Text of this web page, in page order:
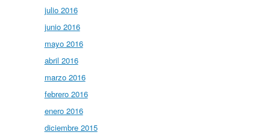
julio 2016
junio 2016
mayo 2016
abril 2016
marzo 2016
febrero 2016
enero 2016
diciembre 2015